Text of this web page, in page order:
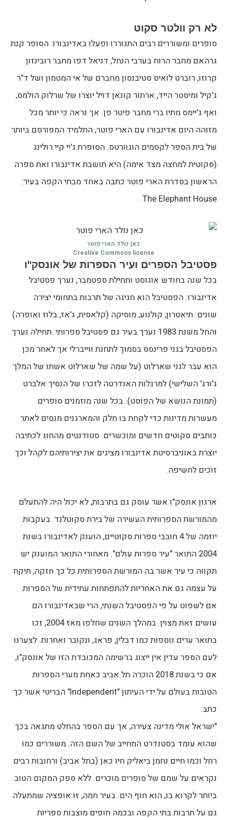
לא רק וולטר סקוט
סופרים ומשוררים רבים התגוררו ופעלו באדינבורו: הסופר קנת
גרהאם מחבר הרוח בערבי הנחל, דניאל דפו מחבר רובינזון
קרוזו, רוברט לואיס סטיבנסון מחברם של אי המטמון ושל ד"ר
ג'קיל ומיסטר הייד, ארתור קונאן דויל יוצרו של שרלוק הולמס,
ואף ג'יימס מתיו ברי מחבר פיטר פן. אך נראה כי יותר מכל
מזוהה היום אדינבורו עם הארי פוטר, התלמיד המפורסם ביותר
של בית הספר לקסמים הוגוורטס. הסופרת ג'יי קיי רולינג
(סקוטית למחצה מצד אימה) היא תושבת אדינבורו ואת ספרה
הראשון בסדרת הארי פוטר כתבה באחד מבתי הקפה בעיר:
The Elephant House.
כאן נולד הארי פוטר
Creative Commons license
פסטיבל הספרים ועיר הספרות של אונסק"ו
בכל שנה בחודש אוגוסט ותחילת ספטמבר, נערך פסטיבל
אדינבורו. הפסטיבל הוא חגיגה של תרבות בתחומי יצירה
שונים: תיאטרון, קולנוע, מוסיקה (קלאסית, ג'אז, בלוז ואופרה)
והחל משנת 1983 נערך בעיר גם פסטיבל ספרותי. תחילה נערך
הפסטיבל בגני פרינסס בסמוך לתחנת ווייברלי אך לאחר מכן
הוא עבר לגני שארלוט (על שמה של שארלוט אשתו של המלך
ג'ורג' השלישי) למרגלות האנדרטה לזכרו של הנסיך אלברט
(תמונת הנושא של הפוסט). בכל שנה מוזמנים סופרים
מעשרות מדינות כדי לקחת בו חלק והמארגנים מנסים לאתר
כותבים סקוטים חדשים ומוכשרים. סטודנטים מהחוג לכתיבה
יוצרת באוניברסיטת אדינבורו מציגים את יצירותיהם לקהל וכך
זוכים לחשיפה.
ארגון אונסק"ו אשר עוסק גם בתרבות, לא יכול היה להתעלם
מהמורשת הספרותית העשירה של בירת סקוטלנד. בעקבות
יוזמה של 4 חובבי ספרות סקוטיים, הוענק לאדינבורו בשנת
2004 התואר "עיר ספרות עולם". מאחורי התואר המוענק יש
תקווה כי עיר אשר בה המורשת הספרותית כל כך חזקה, תיקח
על עצמה גם את האחריות להתפתחות עתידית של הספרות.
אם לשפוט על פי הפסטיבל השנתי, הרי שבאדינבורו הם
עושים זאת מצוין. במהלך השנים שחלפו מאז 2004, זכו
בתואר ערים נוספות כמו דבלין, פראג, ונקובר ואחרות. לצערנו
לעם הספר עדין אין ייצוג ברשימה המכובדת הזו של אונסק"ו,
אם כי בשנת 2018 הוכרה תל אביב כאחת מערי הספרות
הטובות בעולם על ידי העיתון "Independent" הבריטי אשר כך
כתב:
"ישראל אולי מדינה צעירה, אך עם הספר בהחלט מתגאה בכך
שהוא עומד בסטנדרט המחייב של השם הזה. משוררים כמו
רחל וכמו חיים נחמן ביאליק חיו כאן (בתל אביב) ורחובות רבים
נקראים על שמם של סופרים מוכרים. ללא ספק המקום הטוב
ביותר לקרוא בו, הוא חוף הים. בעיר חמה, זו אופציה שמתעלה
גם על תרבות בתי הקפה ובכמה חופים מוצבות ספריות